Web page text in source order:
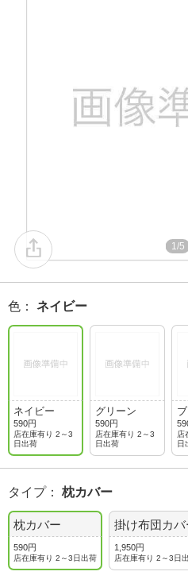
1/5
色 ： ネイビー
ネイビー
590円
店在庫有り 2～3
日出荷
グリーン
590円
店在庫有り 2～3
日出荷
店
日
タイプ： 枕カバー
枕カバー
590円
店在庫有り 2～3日出荷
掛け布団カバ
1,950円
店在庫有り 2～3日